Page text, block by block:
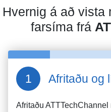
Hvernig á að vista
farsíma frá
Afritaðu og
Afritaðu ATTTechChannel